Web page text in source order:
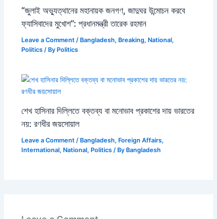
“জুলাই অভ্যুত্থানের মহানায়ক জনগণ, জাদুঘর উন্মোচন করবে
ফ্যাসিবাদের মুখোশ”: প্রধানমন্ত্রী তারেক রহমান
Leave a Comment / Bangladesh, Breaking, National,
Politics / By Politics
শেখ হাসিনার দিল্লিতে বক্তব্য বা মনোভাব প্রকাশের দায় ভারতের
নয়: রণধীর জয়সোয়াল
Leave a Comment / Bangladesh, Foreign Affairs,
International, National, Politics / By Bangladesh